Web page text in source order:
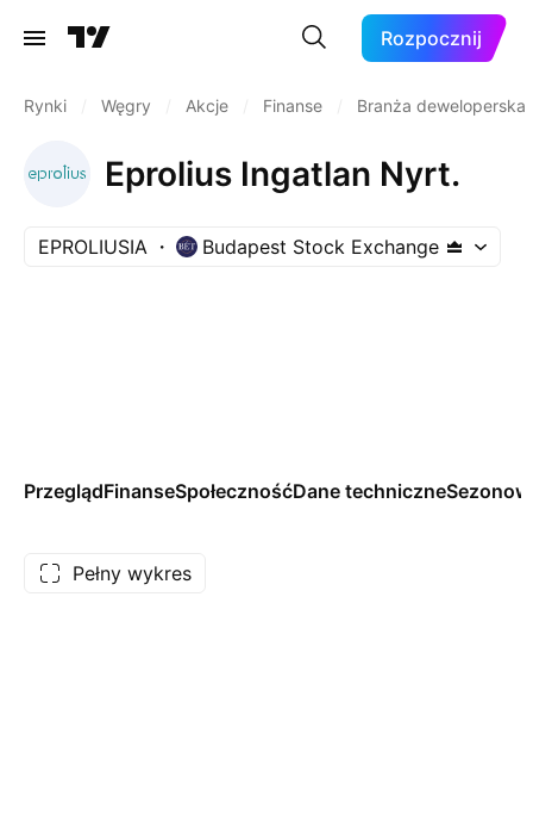
Rozpocznij
Rynki Węgry Akcje Finanse Branża deweloperska
Eprolius Ingatlan Nyrt.
EPROLIUSIA Budapest Stock Exchange
PrzeglądFinanseSpołecznośćDane techniczne
Pełny wykres